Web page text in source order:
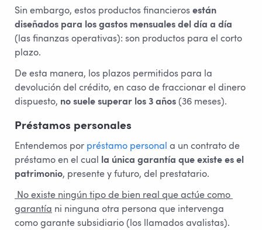
Sin embargo, estos productos financieros están
diseñados para los gastos mensuales del día a día
(las finanzas operativas): son productos para el corto
plazo.
De esta manera, los plazos permitidos para la
devolución del crédito, en caso de fraccionar el dinero
dispuesto, no suele superar los 3 años (36 meses).
Préstamos personales
Entendemos por préstamo personal a un contrato de
préstamo en el cual
la única garantía que existe es el
patrimonio, presente y futuro, del prestatario.
garantía ni ninguna otra persona que intervenga
como garante subsidiario (los llamados avalistas).